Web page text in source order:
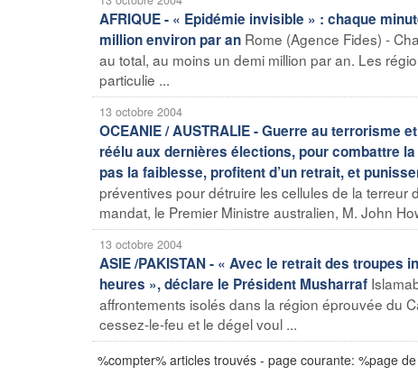
AFRIQUE - « Epidémie invisible » : chaque
million environ par an Rome (Agence Fides) -
au total, au moins un demi million par an. Les
particulie ...
13 octobre 2004
OCEANIE / AUSTRALIE - Guerre au
réélu aux dernières élections, pour combattre
pas la faiblesse, profitent d’un retrait, et
préventives pour détruire les cellules de la
mandat, le Premier Ministre australien, M. John
13 octobre 2004
ASIE /PAKISTAN - « Avec le retrait des troupes
heures », déclare le Président Musharraf
affrontements isolés dans la région éprouvée du
cessez-le-feu et le dégel voul ...
%compter% articles trouvés - page courante: %page